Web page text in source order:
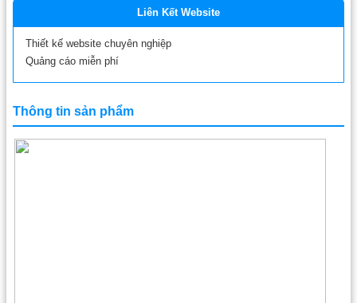
Liên Kết Website
Thiết kế website chuyên nghiệp
Quảng cáo miễn phí
Thông tin sản phẩm